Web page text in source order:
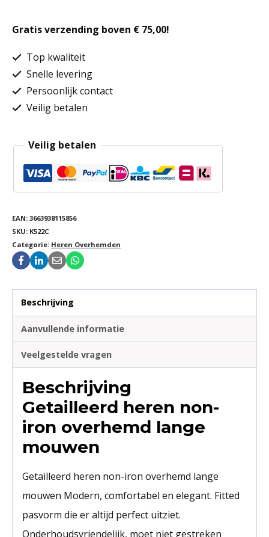
iron
overhemd
lange
mouwen
aantal
Gratis verzending boven € 75,00!
Top kwaliteit
Snelle levering
Persoonlijk contact
Veilig betalen
Veilig betalen
EAN: 3663938115856
SKU: K522C
Categorie: Heren Overhemden
Beschrijving
Aanvullende informatie
Veelgestelde vragen
Beschrijving
Getailleerd heren non-
iron overhemd lange
mouwen
Getailleerd heren non-iron overhemd lange
mouwen Modern, comfortabel en elegant. Fitted
pasvorm die er altijd perfect uitziet.
Onderhoudsvriendelijk, moet niet gestreken